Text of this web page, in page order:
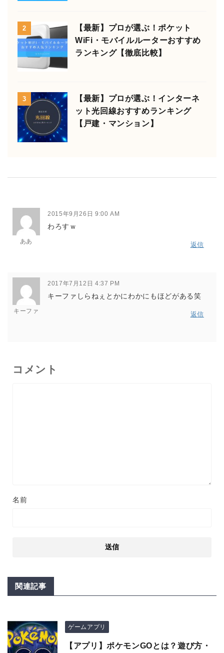
2
【最新】プロが選ぶ！ポケット
WiFi・モバイルルーターおすすめ
ランキング【徹底比較】
3
【最新】プロが選ぶ！インターネ
ット光回線おすすめランキング
【戸建・マンション】
ああ
2015年9月26日 9:00 AM
わろすｗ
返信
キーファ
2017年7月12日 4:37 PM
キーファしらねぇとかにわかにもほどがある笑
返信
コメント
名前
関連記事
ゲームアプリ
【アプリ】ポケモンGOとは？遊び方・